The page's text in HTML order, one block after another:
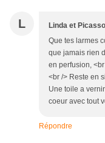
L Linda et
Que tes larmes
que jamais rien
en perfusion,
<br /> Reste en
Une toile a
coeur avec tout
Répondre